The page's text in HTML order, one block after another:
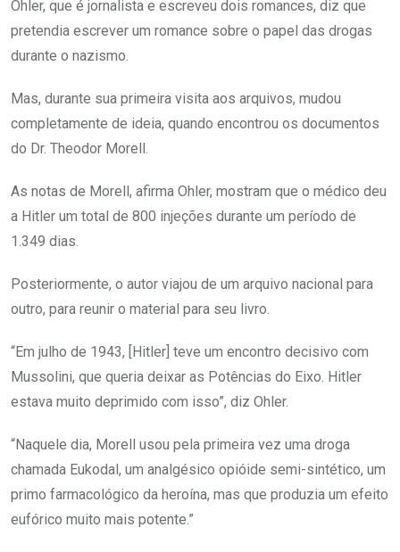
Ohler, que é jornalista e escreveu dois romances, diz que
pretendia escrever um romance sobre o papel das drogas
durante o nazismo.
Mas, durante sua primeira visita aos arquivos, mudou
completamente de ideia, quando encontrou os documentos
do Dr. Theodor Morell.
As notas de Morell, afirma Ohler, mostram que o médico deu
a Hitler um total de 800 injeções durante um período de
1.349 dias.
Posteriormente, o autor viajou de um arquivo nacional para
outro, para reunir o material para seu livro.
“Em julho de 1943, [Hitler] teve um encontro decisivo com
Mussolini, que queria deixar as Potências do Eixo. Hitler
estava muito deprimido com isso”, diz Ohler.
“Naquele dia, Morell usou pela primeira vez uma droga
chamada Eukodal, um analgésico opióide semi-sintético, um
primo farmacológico da heroína, mas que produzia um efeito
eufórico muito mais potente.”